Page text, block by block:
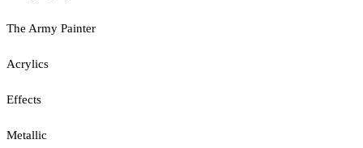
The Army Painter
Acrylics
Effects
Metallic